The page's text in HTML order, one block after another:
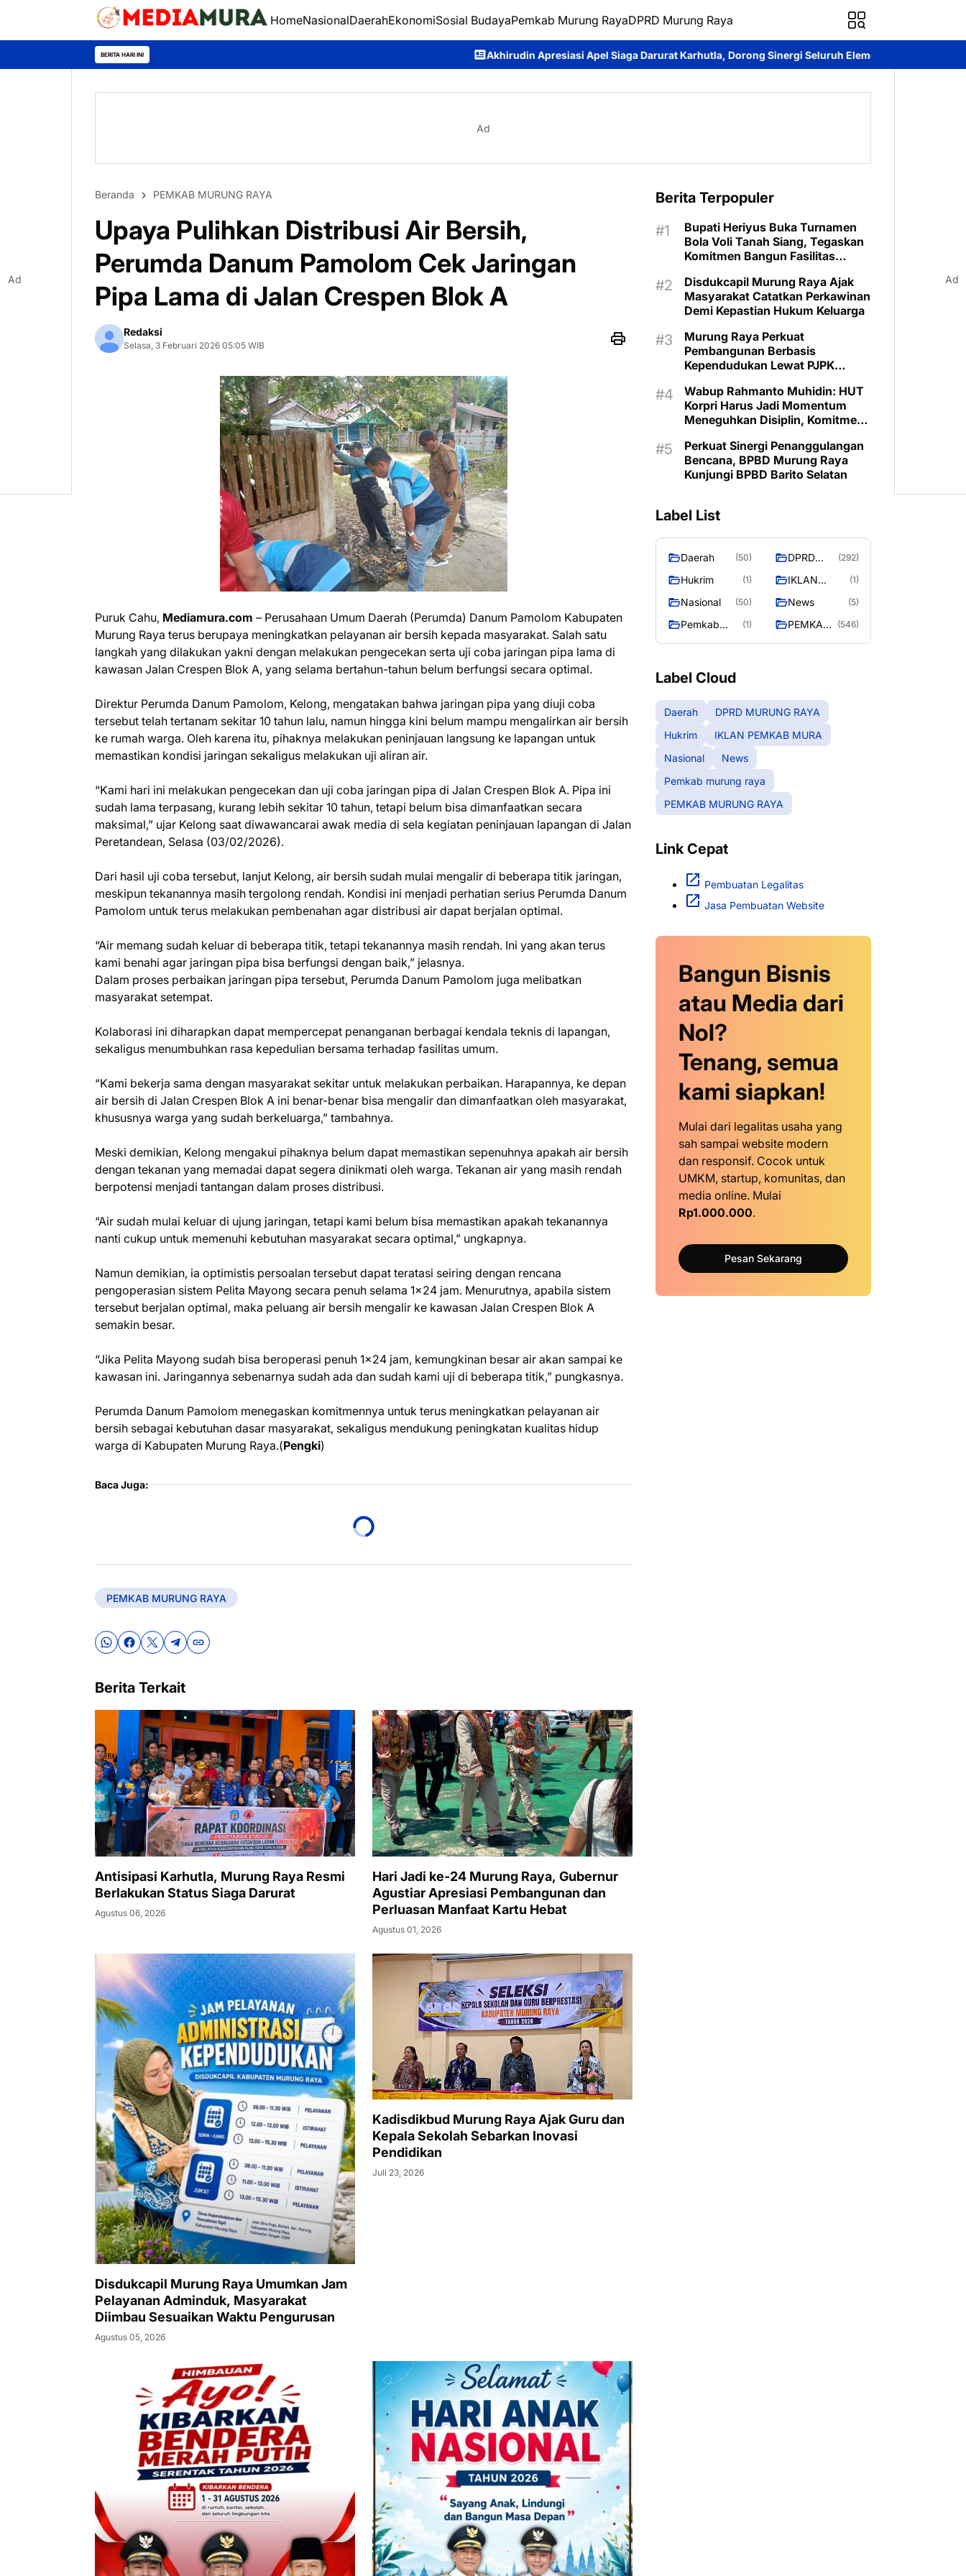
HomeNasionalDaerahEkonomiSosial BudayaPemkab Murung RayaDPRD Murung Raya
BERITA HARI INI Akhirudin Apresiasi Apel Siaga Darurat Karhutla, Dorong Sinergi Seluruh Elemen Cegah Bencana Imanudin Apresiasi
Ad
Beranda PEMKAB MURUNG RAYA
Upaya Pulihkan Distribusi Air Bersih,
Perumda Danum Pamolom Cek Jaringan
Pipa Lama di Jalan Crespen Blok A
Redaksi
Selasa, 3 Februari 2026 05:05 WIB
Puruk Cahu, Mediamura.com – Perusahaan Umum Daerah (Perumda) Danum Pamolom Kabupaten
Murung Raya terus berupaya meningkatkan pelayanan air bersih kepada masyarakat. Salah satu
langkah yang dilakukan yakni dengan melakukan pengecekan serta uji coba jaringan pipa lama di
kawasan Jalan Crespen Blok A, yang selama bertahun-tahun belum berfungsi secara optimal.
Direktur Perumda Danum Pamolom, Kelong, mengatakan bahwa jaringan pipa yang diuji coba
tersebut telah tertanam sekitar 10 tahun lalu, namun hingga kini belum mampu mengalirkan air bersih
ke rumah warga. Oleh karena itu, pihaknya melakukan peninjauan langsung ke lapangan untuk
memastikan kondisi jaringan sekaligus melakukan uji aliran air.
“Kami hari ini melakukan pengecekan dan uji coba jaringan pipa di Jalan Crespen Blok A. Pipa ini
sudah lama terpasang, kurang lebih sekitar 10 tahun, tetapi belum bisa dimanfaatkan secara
maksimal,” ujar Kelong saat diwawancarai awak media di sela kegiatan peninjauan lapangan di Jalan
Peretandean, Selasa (03/02/2026).
Dari hasil uji coba tersebut, lanjut Kelong, air bersih sudah mulai mengalir di beberapa titik jaringan,
meskipun tekanannya masih tergolong rendah. Kondisi ini menjadi perhatian serius Perumda Danum
Pamolom untuk terus melakukan pembenahan agar distribusi air dapat berjalan optimal.
“Air memang sudah keluar di beberapa titik, tetapi tekanannya masih rendah. Ini yang akan terus
kami benahi agar jaringan pipa bisa berfungsi dengan baik,” jelasnya.
Dalam proses perbaikan jaringan pipa tersebut, Perumda Danum Pamolom juga melibatkan
masyarakat setempat.
Kolaborasi ini diharapkan dapat mempercepat penanganan berbagai kendala teknis di lapangan,
sekaligus menumbuhkan rasa kepedulian bersama terhadap fasilitas umum.
“Kami bekerja sama dengan masyarakat sekitar untuk melakukan perbaikan. Harapannya, ke depan
air bersih di Jalan Crespen Blok A ini benar-benar bisa mengalir dan dimanfaatkan oleh masyarakat,
khususnya warga yang sudah berkeluarga,” tambahnya.
Meski demikian, Kelong mengakui pihaknya belum dapat memastikan sepenuhnya apakah air bersih
dengan tekanan yang memadai dapat segera dinikmati oleh warga. Tekanan air yang masih rendah
berpotensi menjadi tantangan dalam proses distribusi.
“Air sudah mulai keluar di ujung jaringan, tetapi kami belum bisa memastikan apakah tekanannya
nanti cukup untuk memenuhi kebutuhan masyarakat secara optimal,” ungkapnya.
Namun demikian, ia optimistis persoalan tersebut dapat teratasi seiring dengan rencana
pengoperasian sistem Pelita Mayong secara penuh selama 1x24 jam. Menurutnya, apabila sistem
tersebut berjalan optimal, maka peluang air bersih mengalir ke kawasan Jalan Crespen Blok A
semakin besar.
“Jika Pelita Mayong sudah bisa beroperasi penuh 1x24 jam, kemungkinan besar air akan sampai ke
kawasan ini. Jaringannya sebenarnya sudah ada dan sudah kami uji di beberapa titik,” pungkasnya.
Perumda Danum Pamolom menegaskan komitmennya untuk terus meningkatkan pelayanan air
bersih sebagai kebutuhan dasar masyarakat, sekaligus mendukung peningkatan kualitas hidup
warga di Kabupaten Murung Raya.(Pengki)
Baca Juga:
PEMKAB MURUNG RAYA
Berita Terkait
Antisipasi Karhutla, Murung Raya Resmi
Berlakukan Status Siaga Darurat
Agustus 06, 2026
Hari Jadi ke-24 Murung Raya, Gubernur
Agustiar Apresiasi Pembangunan dan
Perluasan Manfaat Kartu Hebat
Agustus 01, 2026
Disdukcapil Murung Raya Umumkan Jam
Pelayanan Adminduk, Masyarakat
Diimbau Sesuaikan Waktu Pengurusan
Agustus 05, 2026
Kadisdikbud Murung Raya Ajak Guru dan
Kepala Sekolah Sebarkan Inovasi
Pendidikan
Juli 23, 2026
Berita Terpopuler
Bupati Heriyus Buka Turnamen
Bola Voli Tanah Siang, Tegaskan
Komitmen Bangun Fasilitas
Disdukcapil Murung Raya Ajak
Masyarakat Catatkan Perkawinan
Demi Kepastian Hukum Keluarga
Murung Raya Perkuat
Pembangunan Berbasis
Kependudukan Lewat PJPK
Wabup Rahmanto Muhidin: HUT
Korpri Harus Jadi Momentum
Meneguhkan Disiplin, Komitmen
untuk Majukan Murung Raya
Perkuat Sinergi Penanggulangan
Bencana, BPBD Murung Raya
Kunjungi BPBD Barito Selatan
Label List
Daerah (50)
DPRD
RAYA
(292)
Hukrim (1)
IKLAN
MURA
(1)
Nasional (50) News (5)
Pemkab
(1)
PEMKAB
(546)
Label Cloud
Daerah
DPRD MURUNG RAYA
Hukrim
IKLAN PEMKAB MURA
Nasional
News
Pemkab murung raya
PEMKAB MURUNG RAYA
Link Cepat
Pembuatan Legalitas
Jasa Pembuatan Website
Bangun Bisnis
atau Media dari
Nol?
Tenang, semua
kami siapkan!
Mulai dari legalitas usaha yang
sah sampai website modern
dan responsif. Cocok untuk
UMKM, startup, komunitas, dan
media online. Mulai
Rp1.000.000.
Pesan Sekarang
Ad Ad